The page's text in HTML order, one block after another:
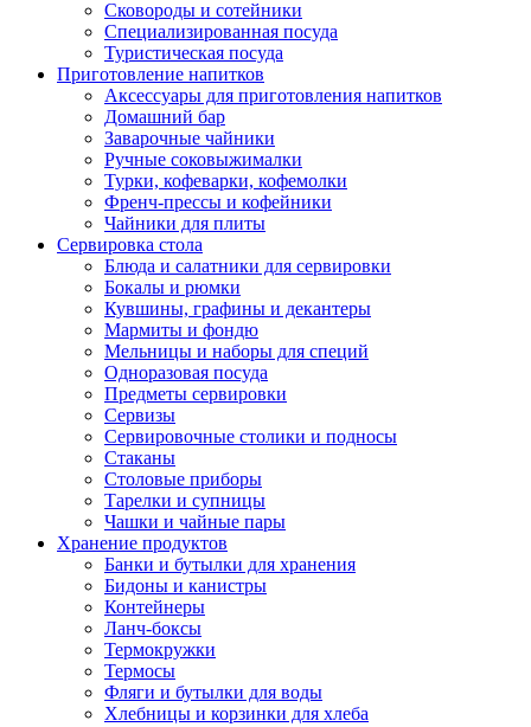
Сковороды и сотейники
Специализированная посуда
Туристическая посуда
Приготовление напитков
Аксессуары для приготовления напитков
Домашний бар
Заварочные чайники
Ручные соковыжималки
Турки, кофеварки, кофемолки
Френч-прессы и кофейники
Чайники для плиты
Сервировка стола
Блюда и салатники для сервировки
Бокалы и рюмки
Кувшины, графины и декантеры
Мармиты и фондю
Мельницы и наборы для специй
Одноразовая посуда
Предметы сервировки
Сервизы
Сервировочные столики и подносы
Стаканы
Столовые приборы
Тарелки и супницы
Чашки и чайные пары
Хранение продуктов
Банки и бутылки для хранения
Бидоны и канистры
Контейнеры
Ланч-боксы
Термокружки
Термосы
Фляги и бутылки для воды
Хлебницы и корзинки для хлеба